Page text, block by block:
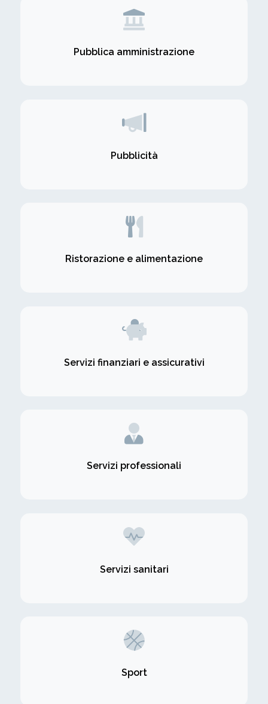
Pubblica amministrazione
Pubblicità
Ristorazione e alimentazione
Servizi finanziari e assicurativi
Servizi professionali
Servizi sanitari
Sport